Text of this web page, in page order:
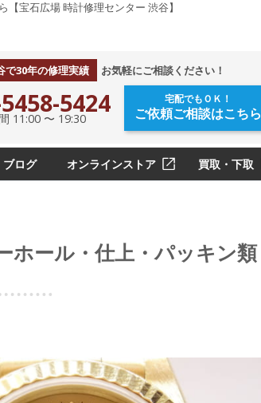
宝石広場 時計修理センター 渋谷】
で30年の修理実績 お気軽にご相談ください！
5424
11:00 〜 19:30
宅配でもＯＫ！
ご依頼ご相談はこちら
ブログ オンラインストア 買取・下取
ホール・仕上・パッキン類